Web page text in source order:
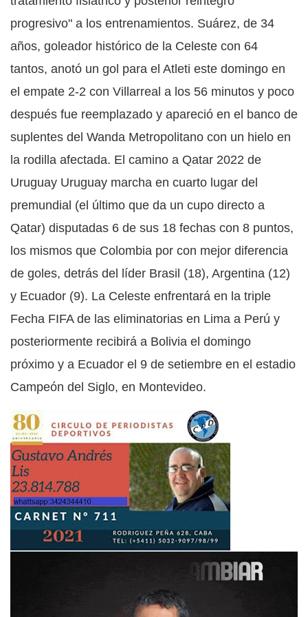
progresivo" a los entrenamientos. Suárez, de 34
años, goleador histórico de la Celeste con 64
tantos, anotó un gol para el Atleti este domingo en
el empate 2-2 con Villarreal a los 56 minutos y poco
después fue reemplazado y apareció en el banco de
suplentes del Wanda Metropolitano con un hielo en
la rodilla afectada. El camino a Qatar 2022 de
Uruguay Uruguay marcha en cuarto lugar del
premundial (el último que da un cupo directo a
Qatar) disputadas 6 de sus 18 fechas con 8 puntos,
los mismos que Colombia por con mejor diferencia
de goles, detrás del líder Brasil (18), Argentina (12)
y Ecuador (9). La Celeste enfrentará en la triple
Fecha FIFA de las eliminatorias en Lima a Perú y
posteriormente recibirá a Bolivia el domingo
próximo y a Ecuador el 9 de setiembre en el estadio
Campeón del Siglo, en Montevideo.